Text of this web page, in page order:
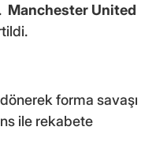
Manchester United
forma savaşı
ile rekabete